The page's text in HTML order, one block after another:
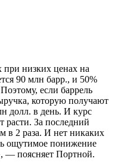
при низких ценах на
90 млн барр., и 50%
если баррель
которую получают
долл. в день. И курс
расти. За последний
в 2 раза. И нет никаких
ощутимое понижение
— поясняет Портной.